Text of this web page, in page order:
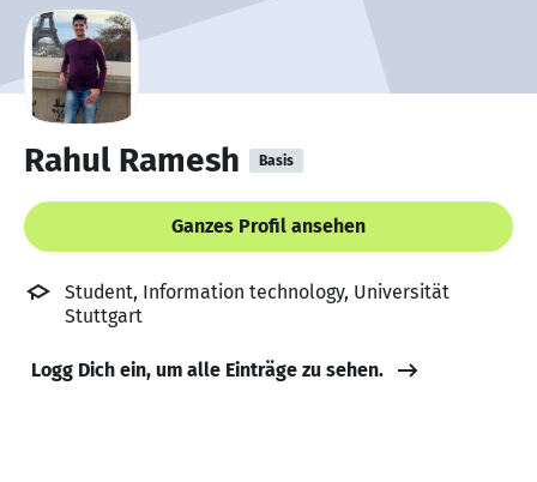
Rahul Ramesh Basis
Ganzes Profil ansehen
Student, Information technology, Universität
Stuttgart
Logg Dich ein, um alle Einträge zu sehen.